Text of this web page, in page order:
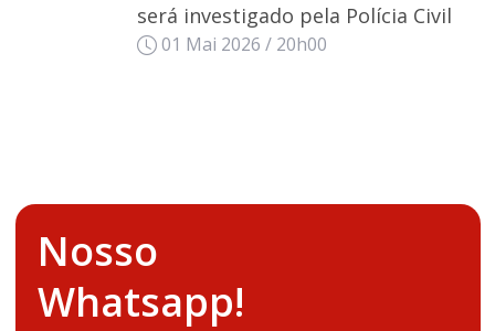
será investigado pela Polícia Civil
01 Mai 2026 / 20h00
Nosso
Whatsapp!